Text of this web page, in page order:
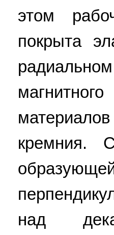
этом
покрыта
кремния.
над